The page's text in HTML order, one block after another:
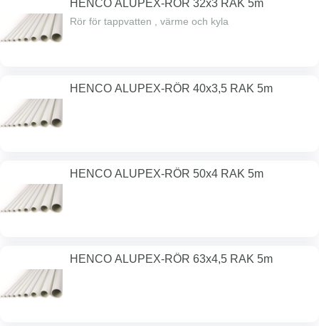
HENCO ALUPEX-RÖR 32x3 RAK 5m
Rör för tappvatten , värme och kyla
HENCO ALUPEX-RÖR 40x3,5 RAK 5m
HENCO ALUPEX-RÖR 50x4 RAK 5m
HENCO ALUPEX-RÖR 63x4,5 RAK 5m